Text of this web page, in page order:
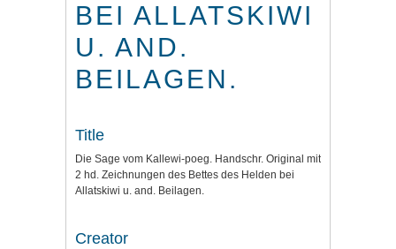
BEI ALLATSKIWI
U. AND.
BEILAGEN.
Title
Die Sage vom Kallewi-poeg. Handschr. Original mit
2 hd. Zeichnungen des Bettes des Helden bei
Allatskiwi u. and. Beilagen.
Creator